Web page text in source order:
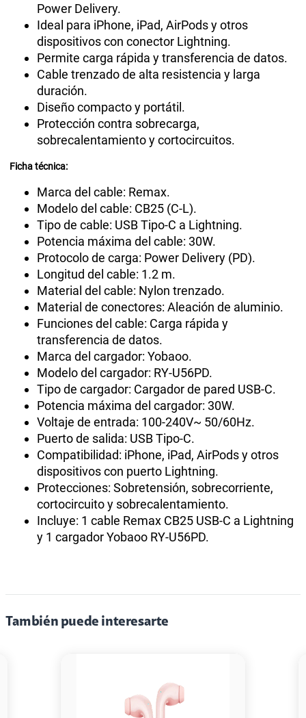
Power Delivery.
Ideal para iPhone, iPad, AirPods y otros
dispositivos con conector Lightning.
Permite carga rápida y transferencia de datos.
Cable trenzado de alta resistencia y larga
duración.
Diseño compacto y portátil.
Protección contra sobrecarga,
sobrecalentamiento y cortocircuitos.
Ficha técnica:
Marca del cable: Remax.
Modelo del cable: CB25 (C-L).
Tipo de cable: USB Tipo-C a Lightning.
Potencia máxima del cable: 30W.
Protocolo de carga: Power Delivery (PD).
Longitud del cable: 1.2 m.
Material del cable: Nylon trenzado.
Material de conectores: Aleación de aluminio.
Funciones del cable: Carga rápida y
transferencia de datos.
Marca del cargador: Yobaoo.
Modelo del cargador: RY-U56PD.
Tipo de cargador: Cargador de pared USB-C.
Potencia máxima del cargador: 30W.
Voltaje de entrada: 100-240V~ 50/60Hz.
Puerto de salida: USB Tipo-C.
Compatibilidad: iPhone, iPad, AirPods y otros
dispositivos con puerto Lightning.
Protecciones: Sobretensión, sobrecorriente,
cortocircuito y sobrecalentamiento.
Incluye: 1 cable Remax CB25 USB-C a Lightning
y 1 cargador Yobaoo RY-U56PD.
También puede interesarte